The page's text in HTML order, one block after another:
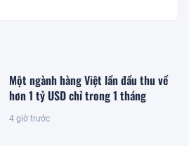
Một ngành hàng Việt lần đầu thu về
hơn 1 tỷ USD chỉ trong 1 tháng
4 giờ trước